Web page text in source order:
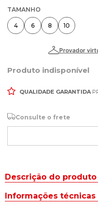
TAMANHO
4 6 8 10
Produto indisponível
QUALIDADE GARANTIDA
Consulte o frete
Descrição do produto
Prepare-se para a época
Infantil Sea Surf Azul e
Informações técnicas